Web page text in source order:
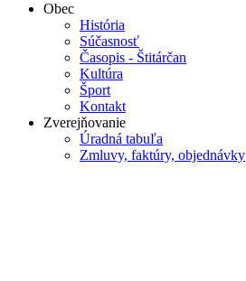
Obec
História
Súčasnosť
Časopis - Štitárčan
Kultúra
Šport
Kontakt
Zverejňovanie
Úradná tabuľa
Zmluvy, faktúry, objednávky